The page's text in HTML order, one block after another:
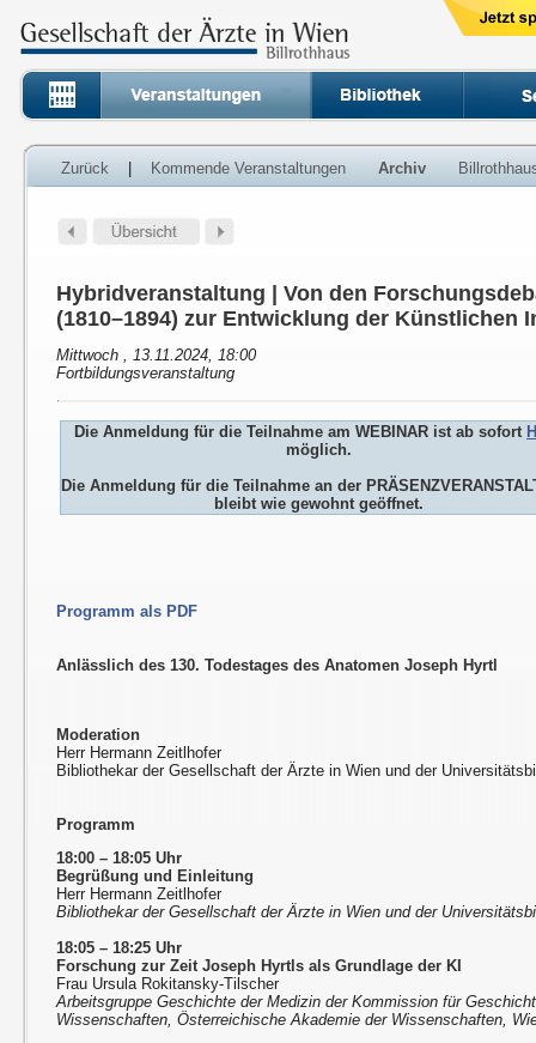
Zurück Kommende Veranstaltungen Archiv
Hybridveranstaltung | Von den
(1810–1894) zur Entwicklung der Künstlichen
Mittwoch , 13.11.2024, 18:00
Fortbildungsveranstaltung
Die Anmeldung für die Teilnahme am WEBINAR ist ab sofort
möglich.
Die Anmeldung für die Teilnahme an der
bleibt wie gewohnt geöffnet.
Programm als PDF
Anlässlich des 130. Todestages des Anatomen Joseph Hyrtl
Moderation
Herr Hermann Zeitlhofer
Bibliothekar der Gesellschaft der Ärzte in Wien und der
Programm
18:00 – 18:05 Uhr
Begrüßung und Einleitung
Herr Hermann Zeitlhofer
Bibliothekar der Gesellschaft der Ärzte in Wien und der
18:05 – 18:25 Uhr
Forschung zur Zeit Joseph Hyrtls als Grundlage der KI
Frau Ursula Rokitansky-Tilscher
Arbeitsgruppe Geschichte der Medizin der Kommission für
Wissenschaften, Österreichische Akademie der Wissenschaften,